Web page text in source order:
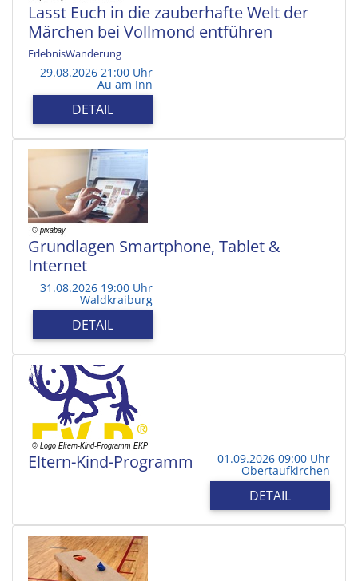
Lasst Euch in die zauberhafte Welt der
Märchen bei Vollmond entführen
ErlebnisWanderung
29.08.2026 21:00 Uhr
Au am Inn
DETAIL
Grundlagen Smartphone, Tablet &
Internet
31.08.2026 19:00 Uhr
Waldkraiburg
DETAIL
Eltern-Kind-Programm 01.09.2026 09:00 Uhr
Obertaufkirchen
DETAIL